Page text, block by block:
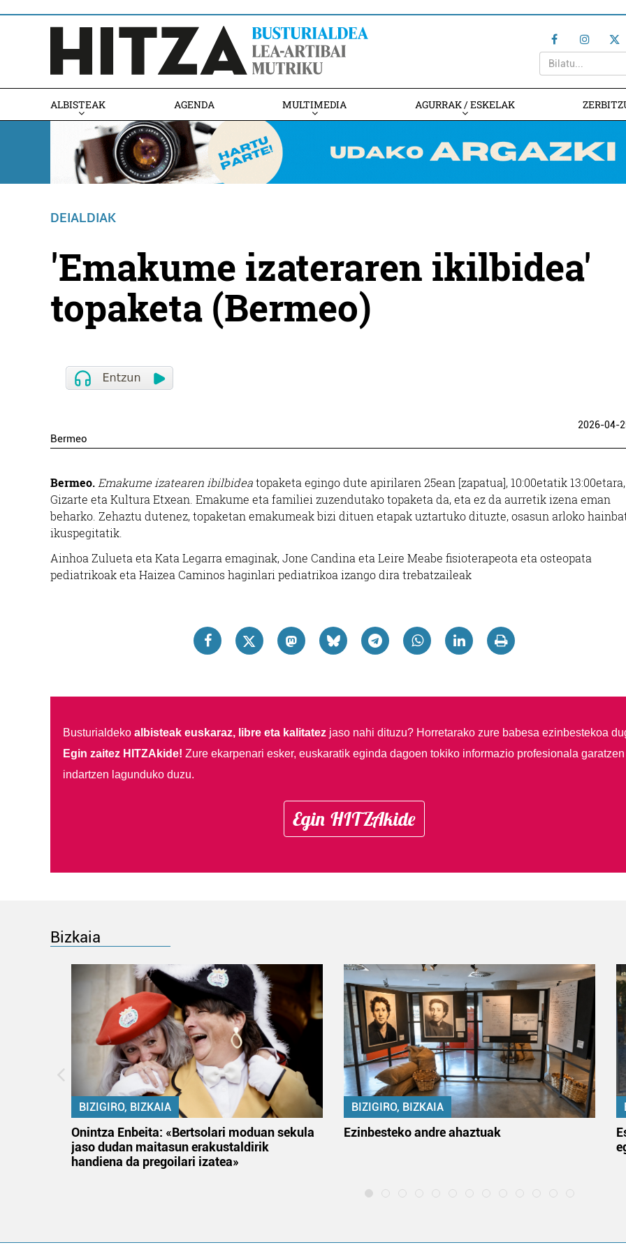
ALBISTEAK AGENDA MULTIMEDIA AGURRAK / ESKELAK
DEIALDIAK
'Emakume izateraren ikilbidea'
topaketa (Bermeo)
Bermeo
2026-04-
Bermeo. Emakume izatearen ibilbideatopaketa egingo dute apirilaren 25ean [zapatua], 10:00etatik 13:00etara,
Gizarte eta Kultura Etxean. Emakume eta familiei zuzendutako topaketa da, eta ez da aurretik izena eman
beharko. Zehaztu dutenez, topaketan emakumeak bizi dituen etapak uztartuko dituzte, osasun arloko
ikuspegitatik.
Ainhoa Zulueta eta Kata Legarra emaginak, Jone Candina eta Leire Meabe fisioterapeota eta osteopata
pediatrikoak eta Haizea Caminos haginlari pediatrikoa izango dira trebatzaileak
Busturialdeko albisteak euskaraz, libre eta kalitatezjaso nahi dituzu? Horretarako zure babesa ezinbestekoa
Egin zaitez HITZAkide! Zure ekarpenari esker, euskaratik eginda dagoen tokiko informazio profesionala garatzen
indartzen lagunduko duzu.
Egin HITZAkide
Bizkaia
BIZIGIRO, BIZKAIA
Onintza Enbeita: «Bertsolari moduan sekula
jaso dudan maitasun erakustaldirik
handiena da pregoilari izatea»
BIZIGIRO, BIZKAIA
Ezinbesteko andre ahaztuak